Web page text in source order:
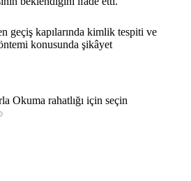
kapılarında kimlik tespiti ve
konusunda şikâyet
Okuma rahatlığı için seçin